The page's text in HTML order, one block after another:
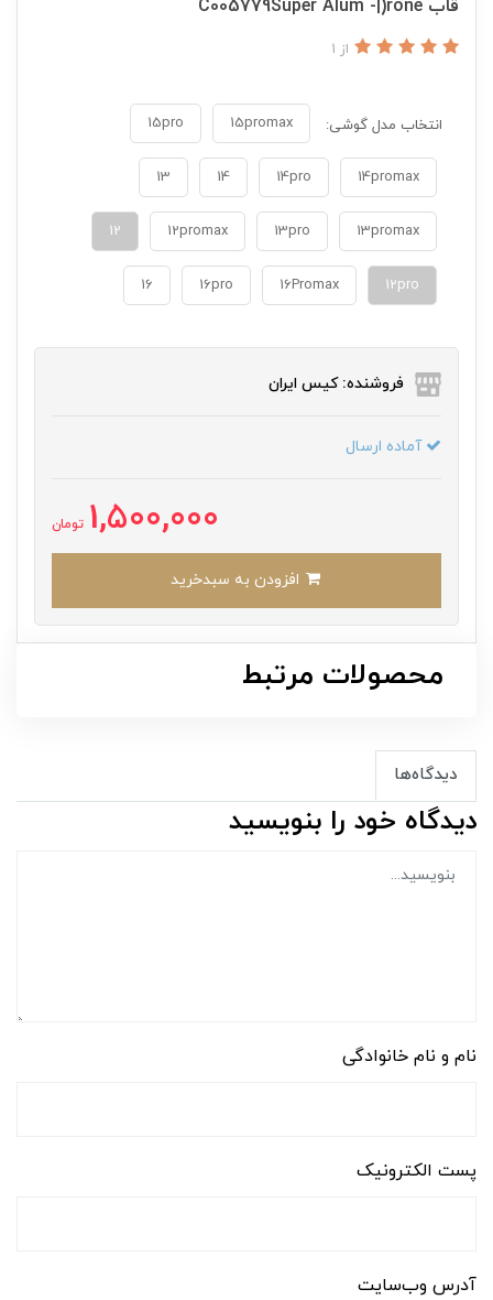
قاب C005779Super Alum -|)rone
از 1
انتخاب مدل گوشی: 15promax
15pro
14pro
14
13
13promax
13pro
12promax
12
12pro
16Promax
16pro
16
فروشنده: کیس ایران
آماده ارسال
1,500,000 تومان
محصولات مرتبط
دیدگاه‌ها
دیدگاه خود را بنویسید
نام و نام خانوادگی
پست الکترونیک
آدرس وب‌سایت